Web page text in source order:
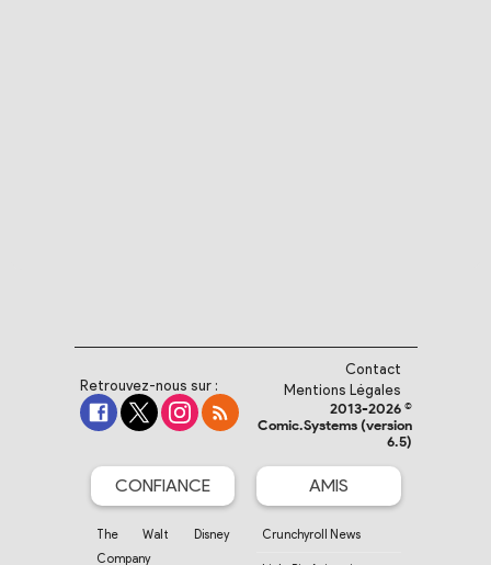
Retrouvez-nous sur :
Contact
Mentions Légales
2013-2026 ©
Comic.Systems (version
6.5)
CONFIANCE
The Walt Disney
Company
AMIS
Crunchyroll News